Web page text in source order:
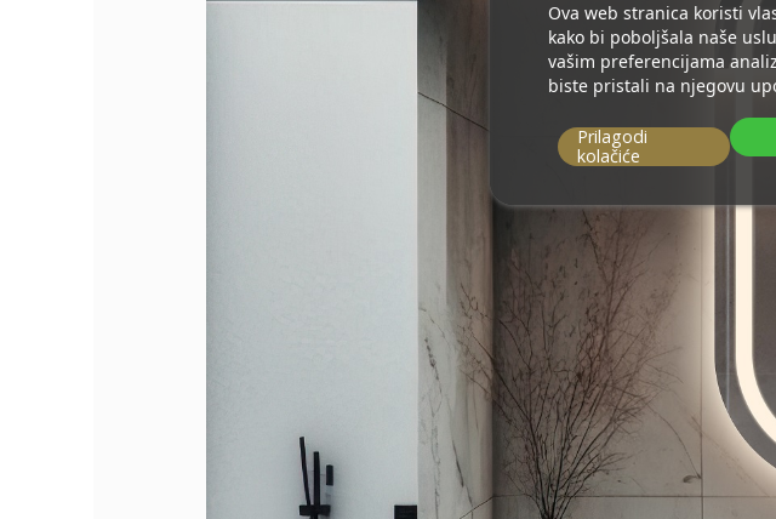
Ova web stranica koristi
kako bi poboljšala naše
vašim preferencijama
biste pristali na njegovu
Prilagodi
kolačiće